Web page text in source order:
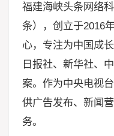
福建海峡头条网络
条），创立于2016
心，专注为中国成
日报社、新华社、
案。作为中央电视
供广告发布、新闻
务。